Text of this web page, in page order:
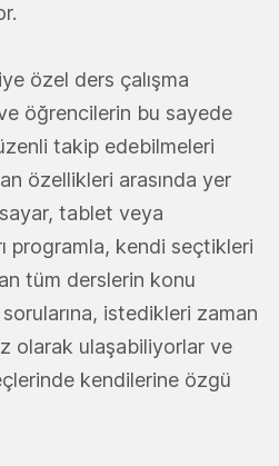
özel ders çalışma
öğrencilerin bu sayede
takip edebilmeleri
özellikleri arasında yer
tablet veya
programla, kendi seçtikleri
tüm derslerin konu
istedikleri zaman
olarak ulaşabiliyorlar ve
kendilerine özgü